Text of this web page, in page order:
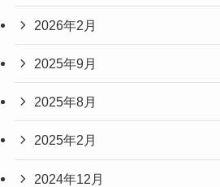
2026年2月
2025年9月
2025年8月
2025年2月
2024年12月